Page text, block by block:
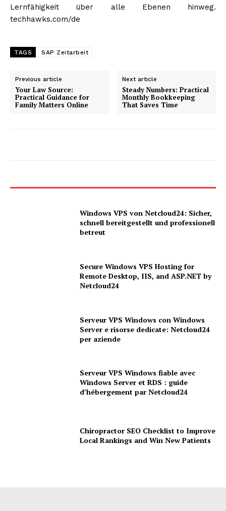
Lernfähigkeit über alle Ebenen hinweg.
techhawks.com/de
TAGS SAP Zeitarbeit
Previous article
Your Law Source:
Practical Guidance for
Family Matters Online
Next article
Steady Numbers: Practical
Monthly Bookkeeping
That Saves Time
Windows VPS von Netcloud24: Sicher,
schnell bereitgestellt und professionell
betreut
Secure Windows VPS Hosting for
Remote Desktop, IIS, and ASP.NET by
Netcloud24
Serveur VPS Windows con Windows
Server e risorse dedicate: Netcloud24
per aziende
Serveur VPS Windows fiable avec
Windows Server et RDS : guide
d’hébergement par Netcloud24
Chiropractor SEO Checklist to Improve
Local Rankings and Win New Patients